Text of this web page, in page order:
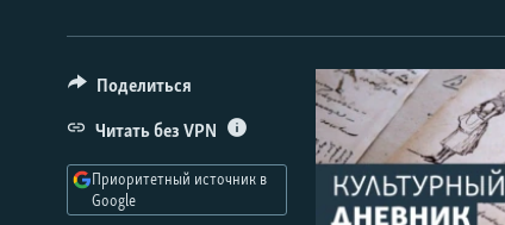
навигации
Вернутся
КУЛЬТУРА
IDEL.РЕАЛИИ
КАВКАЗ.РЕАЛИИ
СЕВЕР.РЕАЛИИ
СИБИРЬ.РЕАЛИИ
Поделиться
Читать без VPN
Приоритетный источник в
Google